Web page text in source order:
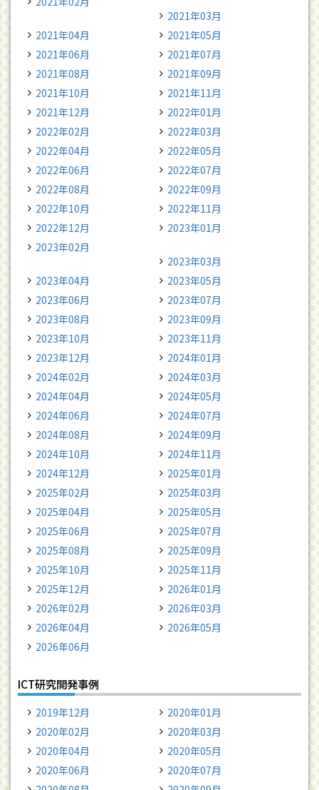
2021年03月
2021年04月
2021年05月
2021年06月
2021年07月
2021年08月
2021年09月
2021年10月
2021年11月
2021年12月
2022年01月
2022年02月
2022年03月
2022年04月
2022年05月
2022年06月
2022年07月
2022年08月
2022年09月
2022年10月
2022年11月
2022年12月
2023年01月
2023年02月
2023年03月
2023年04月
2023年05月
2023年06月
2023年07月
2023年08月
2023年09月
2023年10月
2023年11月
2023年12月
2024年01月
2024年02月
2024年03月
2024年04月
2024年05月
2024年06月
2024年07月
2024年08月
2024年09月
2024年10月
2024年11月
2024年12月
2025年01月
2025年02月
2025年03月
2025年04月
2025年05月
2025年06月
2025年07月
2025年08月
2025年09月
2025年10月
2025年11月
2025年12月
2026年01月
2026年02月
2026年03月
2026年04月
2026年05月
2026年06月
ICT研究開発事例
2019年12月
2020年01月
2020年02月
2020年03月
2020年04月
2020年05月
2020年06月
2020年07月